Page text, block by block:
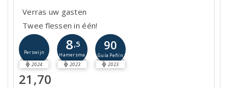
Verras uw gasten
Twee flessen in één!
Perswijn
2024
8,5
Hamersma
2023
90
Guía Peñín
2023
21,70